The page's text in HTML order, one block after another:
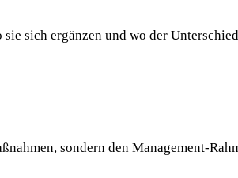
sich ergänzen und wo der
sondern den Management-